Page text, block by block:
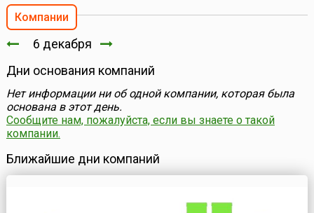
Компании
6 декабря
Дни основания компаний
Нет информации ни об одной компании, которая была
основана в этот день.
Сообщите нам, пожалуйста, если вы знаете о такой
компании.
Ближайшие дни компаний